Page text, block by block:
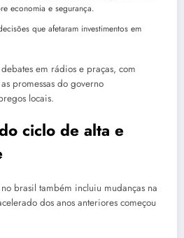
economia e segurança.
que afetaram investimentos em
em rádios e praças, com
promessas do governo
locais.
ciclo de alta e
brasil também incluiu mudanças na
dos anos anteriores começou